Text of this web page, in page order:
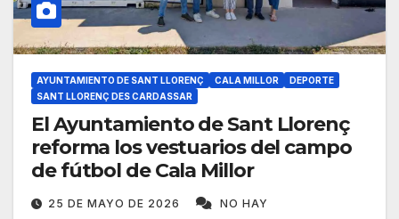
AYUNTAMIENTO DE SANT LLORENÇ CALA MILLOR
DEPORTE
SANT LLORENÇ DES CARDASSAR
El Ayuntamiento de Sant Llorenç
reforma los vestuarios del campo
de fútbol de Cala Millor
25 DE MAYO DE 2026
NO HAY